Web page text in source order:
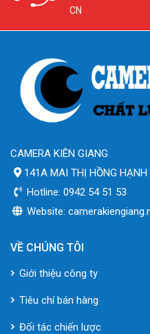
CN
CAMERA KIÊN GIANG
141A MAI THỊ HỒNG
Hotline: 0942 54 51 53
Website:
VỀ CHÚNG TÔI
Giới thiệu công ty
Tiêu chí bán hàng
Đối tác chiến lược